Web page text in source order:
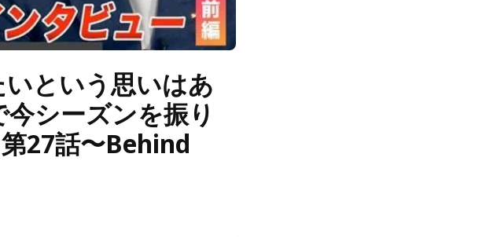
という思いはあ
シーズンを振り
27話〜Behind